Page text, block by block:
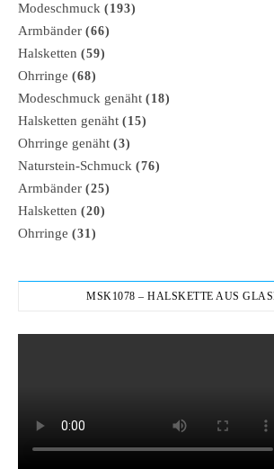
Modeschmuck (193)
Armbänder (66)
Halsketten (59)
Ohrringe (68)
Modeschmuck genäht (18)
Halsketten genäht (15)
Ohrringe genäht (3)
Naturstein-Schmuck (76)
Armbänder (25)
Halsketten (20)
Ohrringe (31)
MSK1078 – HALSKETTE AUS